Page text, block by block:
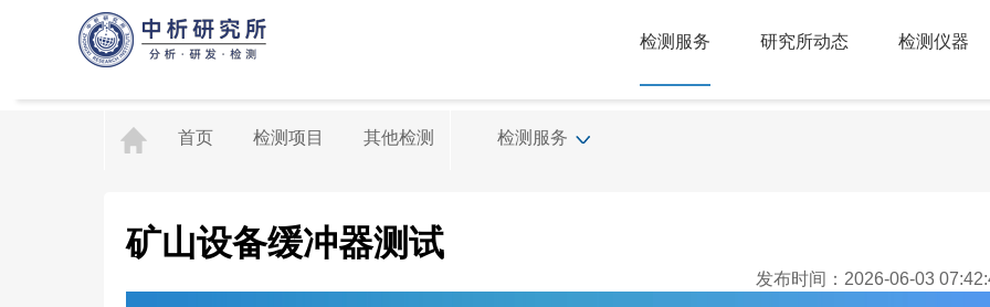
检测服务 研究所动态 检测仪器
首页 检测项目 其他检测 检测服务
矿山设备缓冲器测试
发布时间：2026-06-03